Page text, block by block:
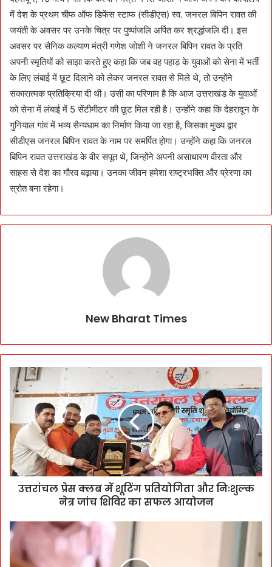
में देश के प्रथम चीफ ऑफ डिफेंस स्टाफ (सीडीएस) स्व. जनरल बिपिन रावत की
जयंती के अवसर पर उनके चित्र पर पुष्पांजलि अर्पित कर श्रद्धांजलि दी। इस
अवसर पर सैनिक कल्याण मंत्री गणेश जोशी ने जनरल बिपिन रावत के प्रति
अपनी स्मृतियों को साझा करते हुए कहा कि जब वह पहाड़ के युवाओं को सेना में भर्ती
के लिए लंबाई में छूट दिलाने को लेकर जनरल रावत से मिले थे, तो उन्होंने
सकारात्मक प्रतिक्रिया दी थी। उसी का परिणाम है कि आज उत्तराखंड के युवाओं
को सेना में लंबाई में 5 सेंटीमीटर की छूट मिल रही है। उन्होंने कहा कि देहरादून के
गुनियाल गांव में भव्य सैन्यधाम का निर्माण किया जा रहा है, जिसका मुख्य द्वार
सीडीएस जनरल बिपिन रावत के नाम पर समर्पित होगा। उन्होंने कहा कि जनरल
बिपिन रावत उत्तराखंड के वीर सपूत थे, जिन्होंने अपनी असाधारण वीरता और
साहस से देश का गौरव बढ़ाया। उनका जीवन हमेशा राष्ट्रभक्ति और प्रेरणा का
स्रोत बना रहेगा।
New Bharat Times
उत्तरांचल प्रेस क्लब में शूटिंग प्रतियोगिता और निःशुल्क
नेत्र जांच शिविर का सफल आयोजन